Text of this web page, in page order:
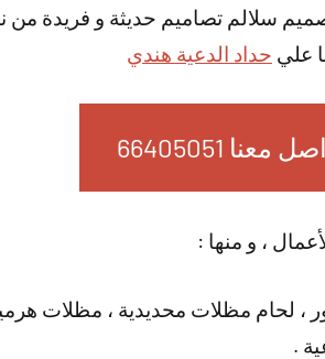
سلالم تصاميم حديثة و فريدة من
علي حداد الدعية هندي
معنا 66405051
، و منها :
، لحام مظلات محديدية ، مظلات
.